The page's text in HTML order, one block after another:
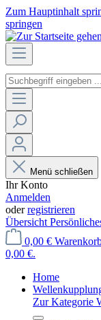
Zum Hauptinhalt
springen
Menü schließen
Ihr Konto
Anmelden
oderregistrieren
Übersicht
0,00 €
0,00 €.
Home
Zur Kategorie